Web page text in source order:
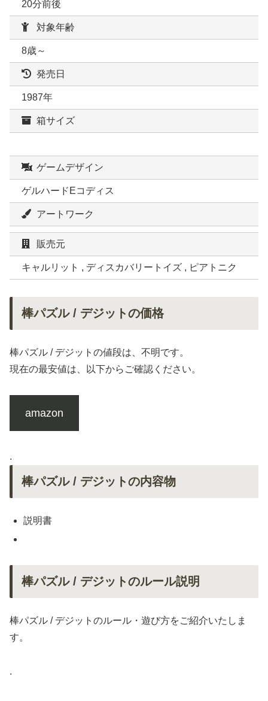
20分前後
対象年齢
8歳～
発売日
1987年
箱サイズ
ゲームデザイン
ゲルハードEコディス
アートワーク
販売元
キャルリット , ディスカバリートイズ , ピアトニク
棒パズル / デジットの価格
棒パズル / デジットの値段は、不明です。
現在の最安値は、以下からご確認ください。
amazon
.
棒パズル / デジットの内容物
説明書
棒パズル / デジットのルール説明
棒パズル / デジットのルール・遊び方をご紹介いたしま
す。
.